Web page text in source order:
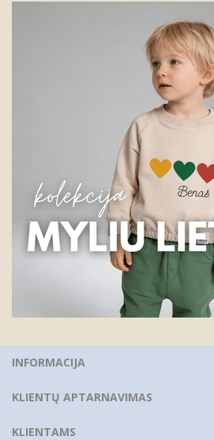
INFORMACIJA
KLIENTŲ APTARNAVIMAS
KLIENTAMS